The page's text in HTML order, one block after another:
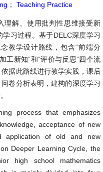
； Teaching Practice
理解、使用批判性思维接受新
习过程。基于DELC深度学习
教学设计路线，包含“前端分
工新知”和“评价与反思”四个流
据此路线进行教学实践，课后
卷分析表明，建构的深度学习
process that emphasizes
acceptance of new
application of old and new
Deeper Learning Cycle, the
high school mathematics